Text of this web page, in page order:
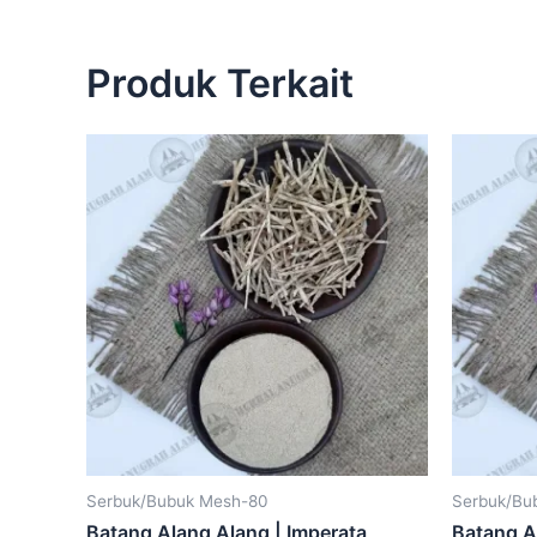
Produk Terkait
Serbuk/Bubuk Mesh-80
Batang Alang Alang | Imperata
Serbuk/
Batang